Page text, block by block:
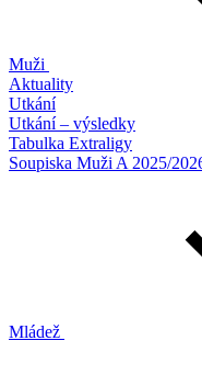
Muži
Aktuality
Utkání
Utkání – výsledky
Tabulka Extraligy
Soupiska Muži A 2025/
Mládež